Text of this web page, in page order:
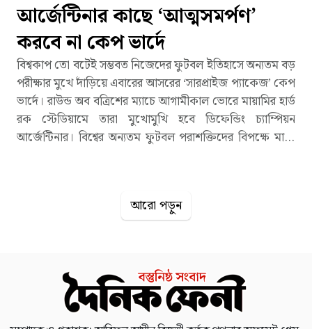
আর্জেন্টিনার কাছে ‘আত্মসমর্পণ’
করবে না কেপ ভার্দে
বিশ্বকাপ তো বটেই সম্ভবত নিজেদের ফুটবল ইতিহাসে অন্যতম বড়
পরীক্ষার মুখে দাঁড়িয়ে এবারের আসরের ‘সারপ্রাইজ প্যাকেজ’ কেপ
ভার্দে। রাউন্ড অব বত্রিশের ম্যাচে আগামীকাল ভোরে মায়ামির হার্ড
রক স্টেডিয়ামে তারা মুখোমুখি হবে ডিফেন্ডিং চ্যাম্পিয়ন
আর্জেন্টিনার। বিশ্বের অন্যতম ফুটবল পরাশক্তিদের বিপক্ষে মাঠে
দেখছে আর্জেন্টিনা। অবশ্য এটা কেবল ‘ভদ্রতা’ না। প্রথমবার
এখন আর প্রতিপক্ষরা আমাদের দুর্বল দল হিসেবে দেখে না। তার
মতে, এই সম্মান দলটি নিজেদের পারফরম্যান্স দিয়েই অর্জন
করেছে।বেশ আত্মবিশ্বাসের সঙ্গেই কেপ ভার্দে কোচ বলেন,
‘আমার মনে হয় আমরা এই সম্মানটা (বড় দলগুলোর কাছ থেকে)
আরো পড়ুন